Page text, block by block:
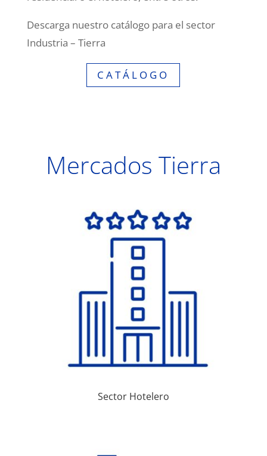
Descarga nuestro catálogo para el sector
Industria – Tierra
CATÁLOGO
Mercados Tierra
Sector Hotelero